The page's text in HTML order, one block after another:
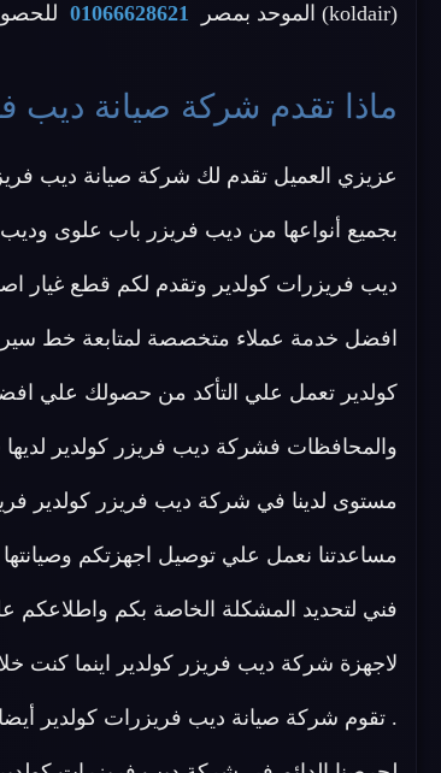
(koldair) الموحد بمصر 01066628621
ماذا تقدم شركة صيانة ديب
عزيزي العميل تقدم لك شركة صيانة ديب
بجميع أنواعها من ديب فريزر باب علوى
افضل خدمة عملاء متخصصة لمتابعة خط سير
كولدير تعمل علي التأكد من حصولك علي
والمحافظات فشركة ديب فريزر كولدير
مساعدتنا نعمل علي توصيل اجهزتكم
فني لتحديد المشكلة الخاصة بكم
لاجهزة شركة ديب فريزر كولدير اينما كنت
. تقوم شركة صيانة ديب فريزرات كولدير